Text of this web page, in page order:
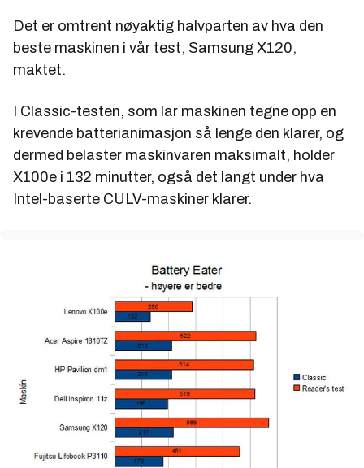
Det er omtrent nøyaktig halvparten av hva den
beste maskinen i vår test, Samsung X120,
maktet.
I Classic-testen, som lar maskinen tegne opp en
krevende batterianimasjon så lenge den klarer, og
dermed belaster maskinvaren maksimalt, holder
X100e i 132 minutter, også det langt under hva
Intel-baserte CULV-maskiner klarer.